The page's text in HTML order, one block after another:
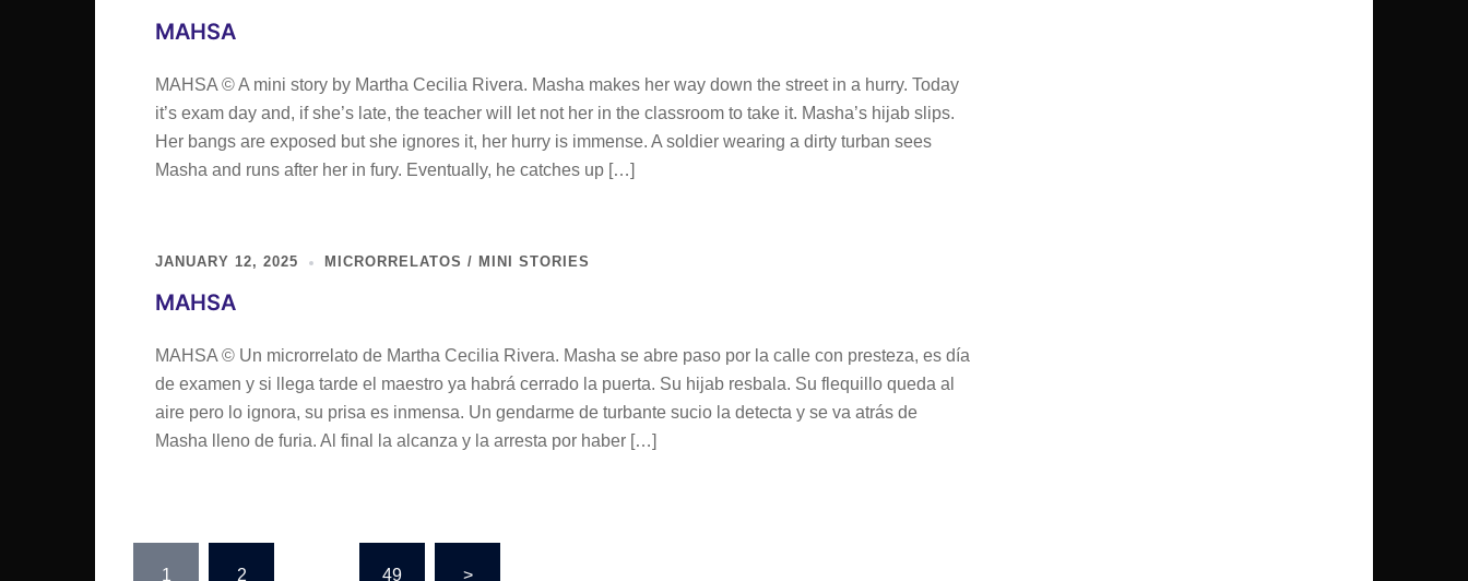
MAHSA
MAHSA © A mini story by Martha Cecilia Rivera. Masha makes her way down the street in a hurry. Today
it’s exam day and, if she’s late, the teacher will let not her in the classroom to take it. Masha’s hijab slips.
Her bangs are exposed but she ignores it, her hurry is immense. A soldier wearing a dirty turban sees
Masha and runs after her in fury. Eventually, he catches up […]
JANUARY 12, 2025 MICRORRELATOS / MINI STORIES
MAHSA
MAHSA © Un microrrelato de Martha Cecilia Rivera. Masha se abre paso por la calle con presteza, es día
de examen y si llega tarde el maestro ya habrá cerrado la puerta. Su hijab resbala. Su flequillo queda al
aire pero lo ignora, su prisa es inmensa. Un gendarme de turbante sucio la detecta y se va atrás de
Masha lleno de furia. Al final la alcanza y la arresta por haber […]
Posts
1 2 49 >